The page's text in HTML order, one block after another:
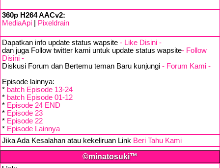
360p H264 AACv2:
MediaApi
Pixeldrain
Dapatkan info update status wapsite - Like Disini -
dan juga Follow twitter kami untuk update status wapsite- Follow
Disini -
Diskusi Forum dan Bertemu teman Baru kunjungi - Forum Kami -
Episode lainnya:
* batch Episode 13-24
* batch Episode 01-12
* Episode 24 END
* Episode 23
* Episode 22
* Episode Lainnya
Jika Ada Kesalahan atau kekeliruan Link Beri Tahu Kami
©minatosuki™